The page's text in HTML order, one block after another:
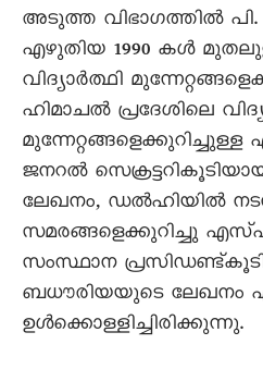
അടുത്ത വിഭാഗത്തില്‍
എഴുതിയ 1990 കള്‍
വിദ്യാര്‍ത്ഥി
ഹിമാചല്‍ പ്രദേശിലെ
ജനറല്‍
ലേഖനം, ഡല്‍ഹിയില്‍
സമരങ്ങളെക്കുറിച്ചു
സംസ്ഥാന
ബധൗരിയയുടെ ലേഖനം
ഉള്‍ക്കൊള്ളിച്ചിരിക്കുന്നു.